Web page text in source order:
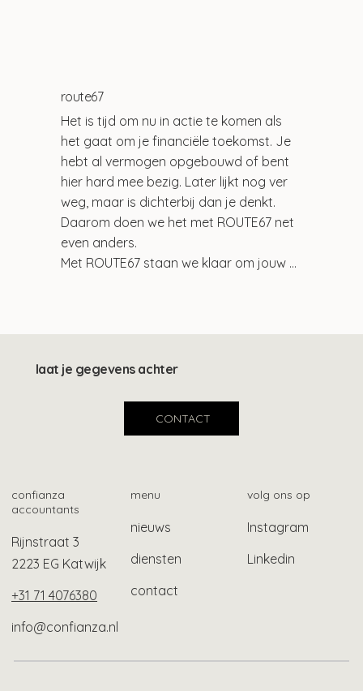
laat je gegevens achter
CONTACT
route67
Het is tijd om nu in actie te komen als
het gaat om je financiële toekomst. Je
hebt al vermogen opgebouwd of bent
hier hard mee bezig. Later lijkt nog ver
weg, maar is dichterbij dan je denkt.
Daarom doen we het met ROUTE67 net
even anders.
Met ROUTE67 staan we klaar om jouw
kennis met ROUTE67.
confianza
accountants
Rijnstraat 3
2223 EG Katwijk
+31 71 4076380
info@confianza.nl
menu
nieuws
diensten
contact
volg ons op
Instagram
Linkedin